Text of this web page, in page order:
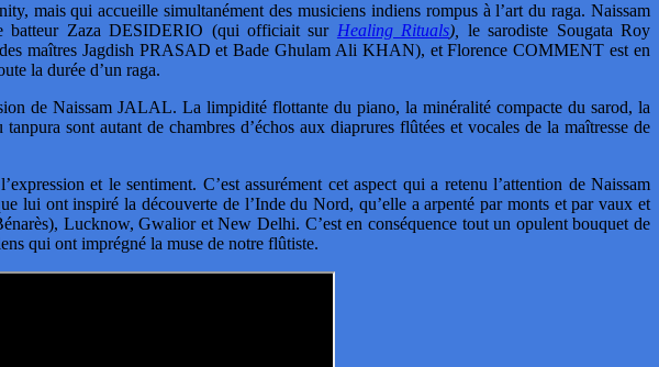
mais qui accueille simultanément des musiciens indiens rompus à l’art du raga. Naissam
batteur Zaza DESIDERIO (qui officiait sur Healing Rituals),
le sarodiste Sougata Roy
maîtres Jagdish PRASAD et Bade Ghulam Ali KHAN), et Florence COMMENT est en
la durée d’un raga.
de Naissam JALAL. La limpidité flottante du piano, la minéralité compacte du sarod, la
sont autant de chambres d’échos aux diaprures flûtées et vocales de la maîtresse de
et le sentiment. C’est assurément cet aspect qui a retenu l’attention de Naissam
lui ont inspiré la découverte de l’Inde du Nord, qu’elle a arpenté par monts et par vaux et
Lucknow, Gwalior et New Delhi. C’est en conséquence tout un opulent bouquet de
qui ont imprégné la muse de notre flûtiste.